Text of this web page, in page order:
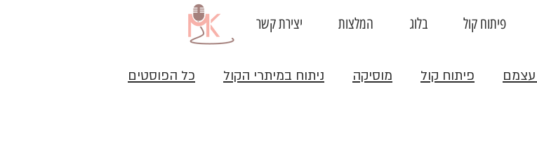
יצירת קשר המלצות בלוג פיתוח קול
כל הפוסטים ניתוח במיתרי הקול מוסיקה פיתוח קול עצמם